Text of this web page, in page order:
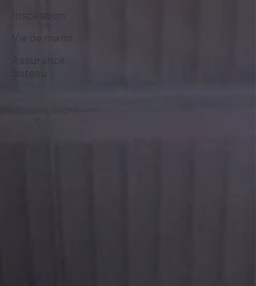
Inspiration
Vie de marin
Assurance
bateau